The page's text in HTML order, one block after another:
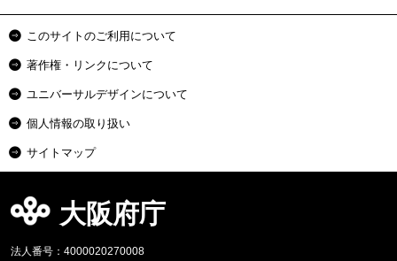
このサイトのご利用について
著作権・リンクについて
ユニバーサルデザインについて
個人情報の取り扱い
サイトマップ
大阪府庁
法人番号：4000020270008